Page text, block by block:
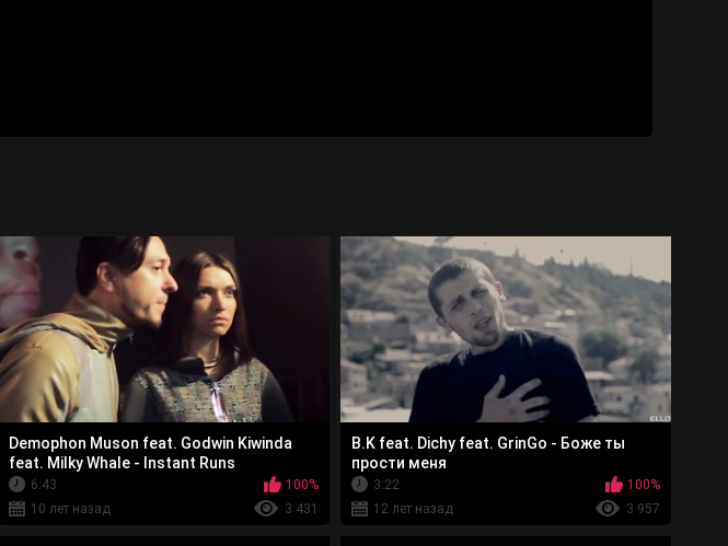
Demophon Muson feat. Godwin Kiwinda
feat. Milky Whale - Instant Runs
6:43
100%
10 лет назад
3 431
В.K feat. Dichy feat. GrinGo - Боже ты
прости меня
3:22
100%
12 лет назад
3 957